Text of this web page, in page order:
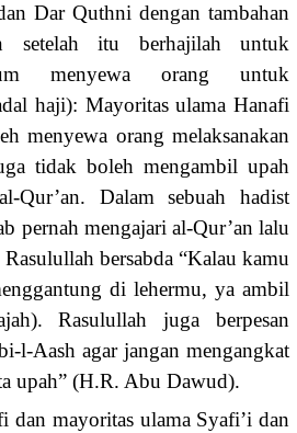
Dar Quthni dengan tambahan
setelah itu berhajilah untuk
menyewa orang untuk
haji): Mayoritas ulama Hanafi
menyewa orang melaksanakan
tidak boleh mengambil upah
Qur’an. Dalam sebuah hadist
pernah mengajari al-Qur’an lalu
bersabda “Kalau kamu
di lehermu, ya ambil
Rasulullah juga berpesan
l-Aash agar jangan mengangkat
upah” (H.R. Abu Dawud).
dan mayoritas ulama Syafi’i dan